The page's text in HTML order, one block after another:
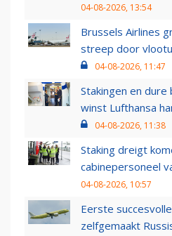
04-08-2026, 13:54
Brussels Airlines
streep door
04-08-2026, 11:47
Stakingen en
winst Lufthansa
04-08-2026, 11:38
Staking dreigt
cabinepersoneel
04-08-2026, 10:57
Eerste
zelfgemaakt